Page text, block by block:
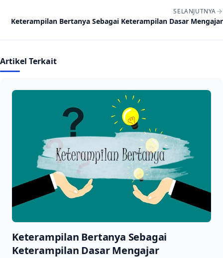
SELANJUTNYA
Keterampilan Bertanya Sebagai Keterampilan Dasar Mengajar
Artikel Terkait
Keterampilan Bertanya Sebagai
Keterampilan Dasar Mengajar